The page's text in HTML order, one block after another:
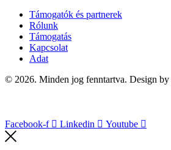
Támogatók és partnerek
Rólunk
Támogatás
Kapcsolat
Adat
© 2026. Minden jog fenntartva. Design by
Facebook-f Linkedin Youtube